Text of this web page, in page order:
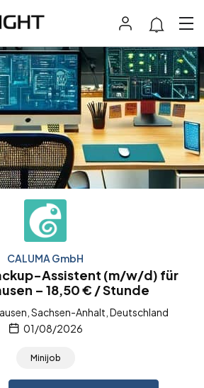
CALUMA GmbH
Assistent (m/w/d) für
– 18,50 € / Stunde
Sachsen-Anhalt, Deutschland
01/08/2026
Minijob